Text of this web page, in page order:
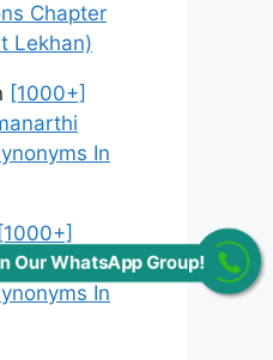
Chapter
Lekhan)
[1000+]
In
[1000+]
In
Our WhatsApp Group!